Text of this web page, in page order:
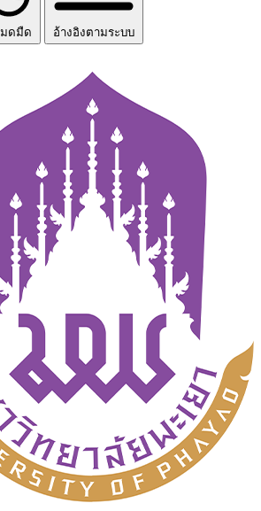
ดมืด อ้างอิงตามระบบ